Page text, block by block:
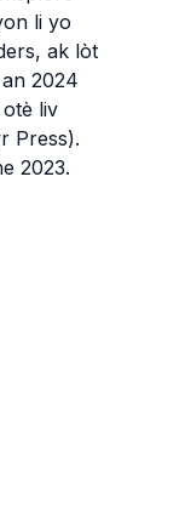
li yo
ak lòt
2024
liv
Press).
2023.